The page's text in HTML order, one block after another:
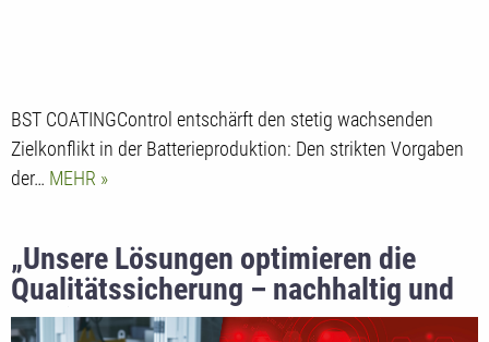
BST COATINGControl entschärft den stetig wachsenden
Zielkonflikt in der Batterieproduktion: Den strikten Vorgaben
der… MEHR
„Unsere Lösungen optimieren die
Qualitätssicherung – nachhaltig und
effizient“